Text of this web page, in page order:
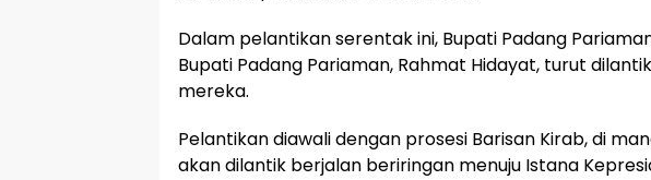
Dalam pelantikan serentak ini, Bupati Padang
Bupati Padang Pariaman, Rahmat Hidayat, turut
mereka.
Pelantikan diawali dengan prosesi Barisan Kirab, di
akan dilantik berjalan beriringan menuju Istana